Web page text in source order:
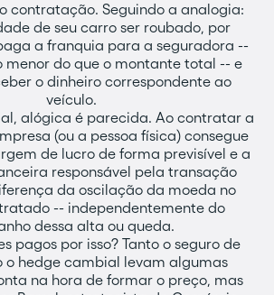
contratação. Seguindo a analogia:
de seu carro ser roubado, por
a franquia para a seguradora --
menor do que o montante total -- e
o dinheiro correspondente ao
veículo.
alógica é parecida. Ao contratar a
(ou a pessoa física) consegue
de lucro de forma previsível e a
responsável pela transação
da oscilação da moeda no
-- independentemente do
dessa alta ou queda.
pagos por isso? Tanto o seguro de
o hedge cambial levam algumas
na hora de formar o preço, mas